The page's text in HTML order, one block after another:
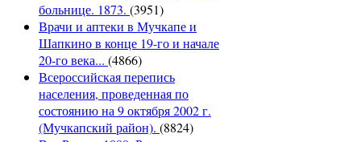
больнице. 1873. (3951)
Врачи и аптеки в Мучкапе и
Шапкино в конце 19-го и начале
20-го века... (4866)
Всероссийская перепись
населения, проведенная по
состоянию на 9 октября 2002 г.
(Мучкапский район). (8824)